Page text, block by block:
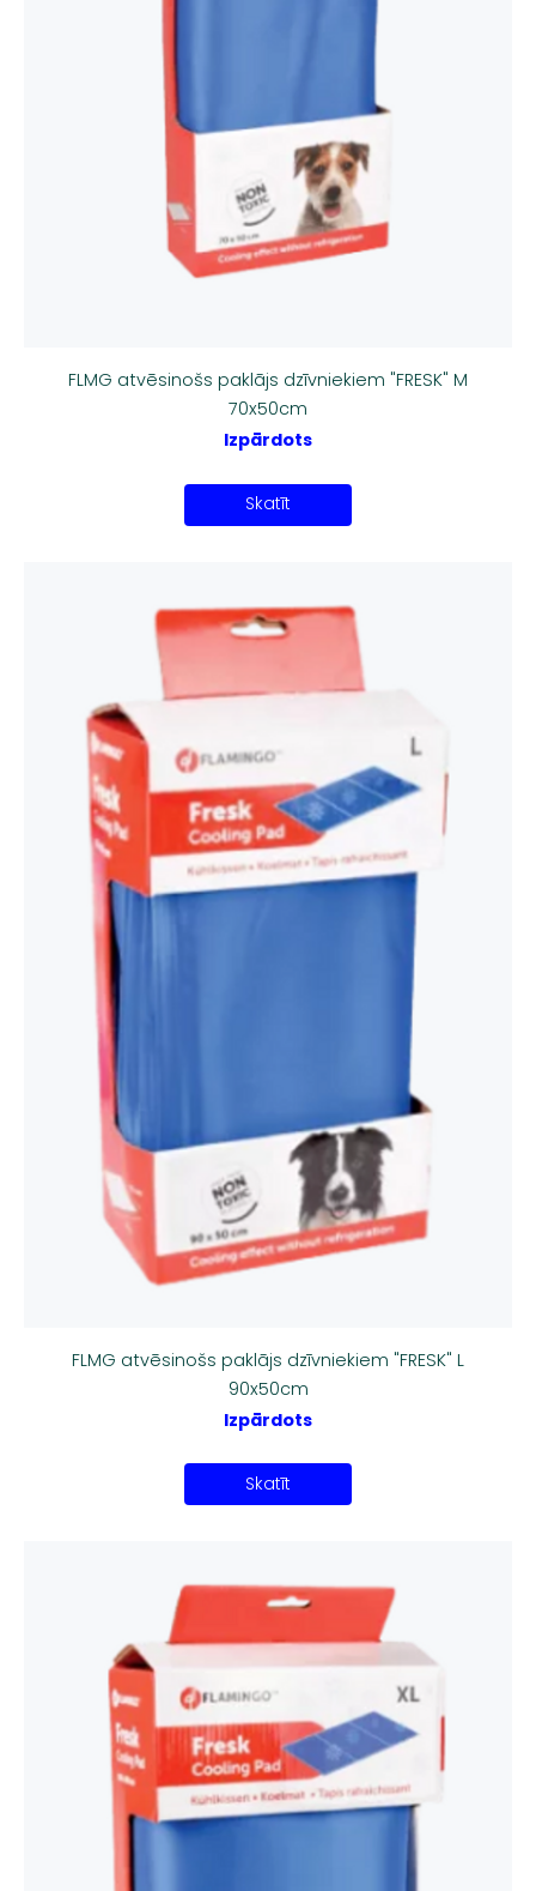
FLMG atvēsinošs paklājs dzīvniekiem "FRESK" M
70x50cm
Izpārdots
Skatīt
FLMG atvēsinošs paklājs dzīvniekiem "FRESK" L
90x50cm
Izpārdots
Skatīt